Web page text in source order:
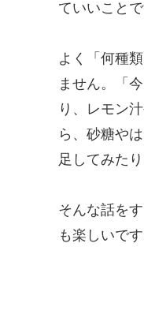
ていいこと
よく「何種
ません。「
り、レモン
ら、砂糖や
足してみた
そんな話を
も楽しいです